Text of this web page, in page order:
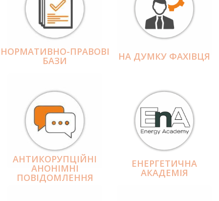
НОРМАТИВНО-ПРАВОВІ
БАЗИ НА ДУМКУ ФАХІВЦЯ
АНТИКОРУПЦІЙНІ
АНОНІМНІ
ПОВІДОМЛЕННЯ
ЕНЕРГЕТИЧНА
АКАДЕМІЯ